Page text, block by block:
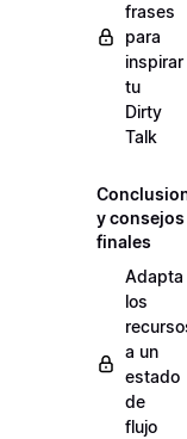
frases
para
inspirar
tu
Dirty
Talk
y consejos
finales
Adapta
los
a un
estado
de
flujo